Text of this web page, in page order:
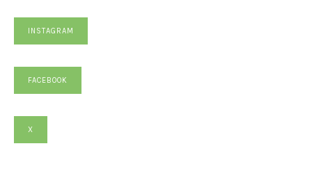
INSTAGRAM
FACEBOOK
X